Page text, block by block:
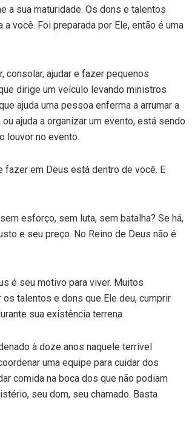
a sua maturidade. Os dons e talentos
você. Foi preparada por Ele, então é uma
consolar, ajudar e fazer pequenos
dirige um veículo levando ministros
ajuda uma pessoa enferma a arrumar a
ajuda a organizar um evento, está sendo
louvor no evento.
fazer em Deus está dentro de você. E
esforço, sem luta, sem batalha? Se há,
e seu preço. No Reino de Deus não é
é seu motivo para viver. Muitos
os talentos e dons que Ele deu, cumprir
sua existência terrena.
à doze anos naquele terrível
uma equipe para cuidar dos
comida na boca dos que não podiam
seu dom, seu chamado. Basta